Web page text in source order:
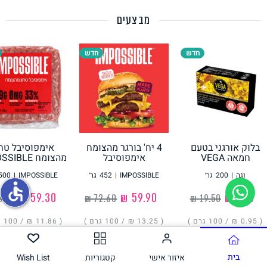
גבינות טבעוניות
מבצעים
חדש
בלוק אורגני בטעם
חמאה VEGA
200 גר׳ | וגה
‏19.50 ₪ ‏1.90 ₪
( ‏0.95 ₪ / 100 גרם )
חדש
4 יח' בורגר מהצומח
אימפוסיבל
452 גר׳ | IMPOSSIBLE
‏72.60 ₪
( ‏13.25 ₪ / 100 גרם )
אימפוסיבל
מהצומח IMPOSSIBLE
| IMPOSSIBLE
‏68.00 ₪
( ‏11.86 ₪ / 100 גרם
הוסיפו בית איזור אישי קטגוריות Wish List
accessible